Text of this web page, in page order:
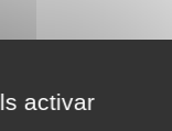
activar